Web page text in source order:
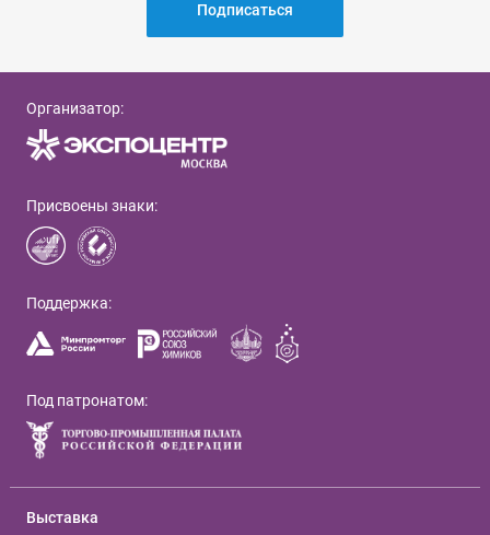
Подписаться
Организатор:
Присвоены знаки:
Поддержка:
Под патронатом:
Выставка